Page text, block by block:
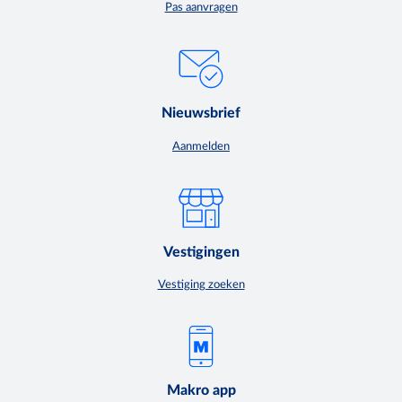
Pas aanvragen
Nieuwsbrief
Aanmelden
Vestigingen
Vestiging zoeken
Makro app